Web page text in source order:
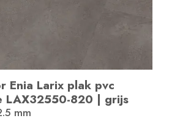
Enia Larix plak pvc
LAX32550-820 | grijs
mm